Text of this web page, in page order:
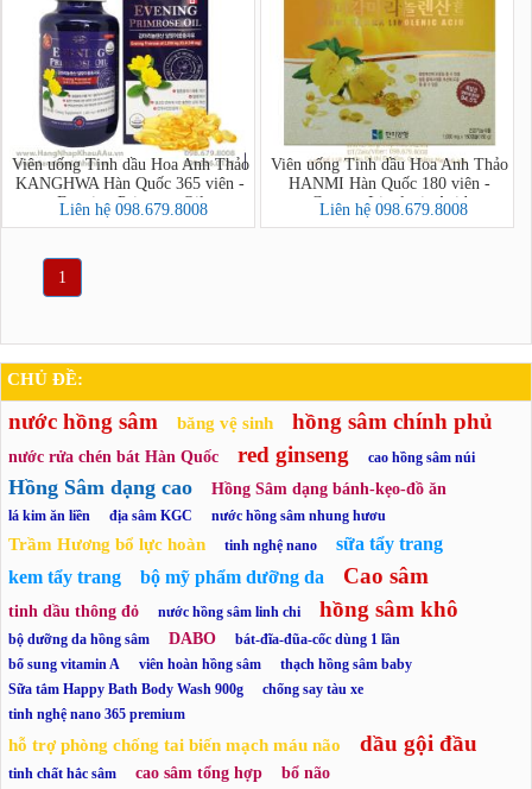
Viên uống Tinh dầu Hoa Anh Thảo
KANGHWA Hàn Quốc 365 viên -
Evening Primrose Oil
Liên hệ 098.679.8008
Viên uống Tinh dầu Hoa Anh Thảo
HANMI Hàn Quốc 180 viên -
Gamma Linolenic Acid
Liên hệ 098.679.8008
1
CHỦ ĐỀ:
nước hồng sâm băng vệ sinh hồng sâm chính phủ
nước rửa chén bát Hàn Quốc red ginseng cao hồng sâm núi
Hồng Sâm dạng cao Hồng Sâm dạng bánh-kẹo-đồ ăn
lá kim ăn liền địa sâm KGC nước hồng sâm nhung hươu
Trầm Hương bổ lực hoàn tinh nghệ nano
sữa tẩy trang
kem tẩy trang
bộ mỹ phẩm dưỡng da Cao sâm
tinh dầu thông đỏ nước hồng sâm linh chi hồng sâm khô
bộ dưỡng da hồng sâm DABO
bát-đĩa-đũa-cốc dùng 1 lần
bổ sung vitamin A
viên hoàn hồng sâm
thạch hồng sâm baby
Sữa tắm Happy Bath Body Wash 900g
chống say tàu xe
tinh nghệ nano 365 premium
hỗ trợ phòng chống tai biến mạch máu não dầu gội đầu
tinh chất hắc sâm cao sâm tổng hợp bổ não